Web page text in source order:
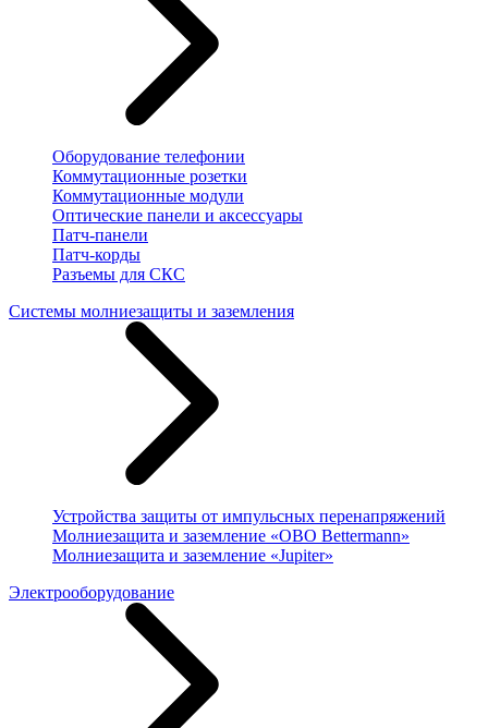
Оборудование телефонии
Коммутационные розетки
Коммутационные модули
Оптические панели и аксессуары
Патч-панели
Патч-корды
Разъемы для СКС
Системы молниезащиты и заземления
Устройства защиты от импульсных перенапряжений
Молниезащита и заземление «OBO Bettermann»
Молниезащита и заземление «Jupiter»
Электрооборудование